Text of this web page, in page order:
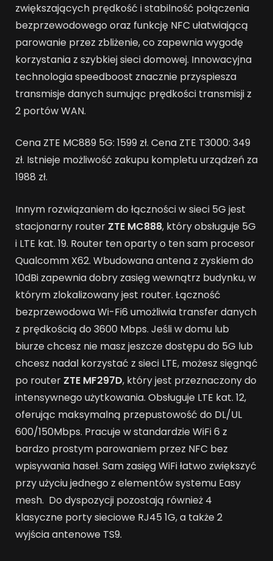
zwiększających prędkość i stabilność połączenia
bezprzewodowego oraz funkcję NFC ułatwiającą
parowanie przez zbliżenie, co zapewnia wygodę
korzystania z szybkiej sieci domowej. Innowacyjna
technologia speedboost znacznie przyspiesza
transmisje danych sumując prędkości transmisji z
2 portów WAN.
Cena ZTE MC889 5G: 1599 zł. Cena ZTE T3000: 349
zł. Istnieje możliwość zakupu kompletu urządzeń za
1988 zł.
Innym rozwiązaniem do łączności w sieci 5G jest
stacjonarny router ZTE MC888, który obsługuje 5G
i LTE kat. 19. Router ten oparty o ten sam procesor
Qualcomm X62. Wbudowana antena z zyskiem do
10dBi zapewnia dobry zasięg wewnątrz budynku, w
którym zlokalizowany jest router. Łączność
bezprzewodowa Wi-Fi6 umożliwia transfer danych
z prędkością do 3600 Mbps. Jeśli w domu lub
biurze chcesz nie masz jeszcze dostępu do 5G lub
chcesz nadal korzystać z sieci LTE, możesz sięgnąć
po router ZTE MF297D, który jest przeznaczony do
intensywnego użytkowania. Obsługuje LTE kat. 12,
oferując maksymalną przepustowość do DL/UL
600/150Mbps. Pracuje w standardzie WiFi 6 z
bardzo prostym parowaniem przez NFC bez
wpisywania haseł. Sam zasięg WiFi łatwo zwiększyć
przy użyciu jednego z elementów systemu Easy
mesh. Do dyspozycji pozostają również 4
klasyczne porty sieciowe RJ45 1G, a także 2
wyjścia antenowe TS9.